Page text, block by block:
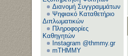
Διανομή Συγγραμμάτων
Ψηφιακό Καταθετήριο
Διπλωματικών
Πληροφορίες
Καθηγητών
Instagram @thmmy.gr
mTHMMY